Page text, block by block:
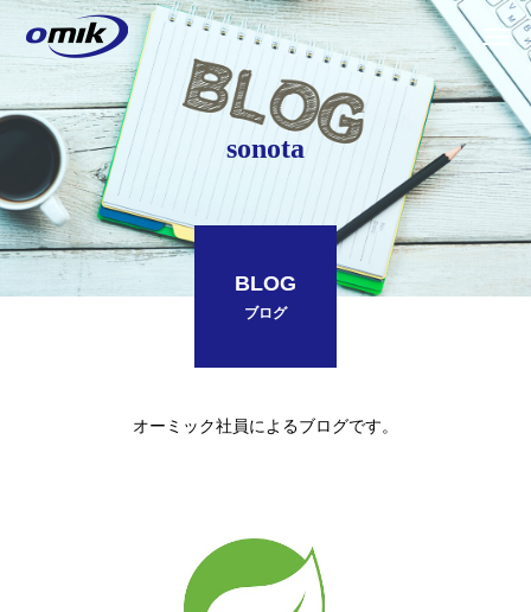
sonota
BLOG
ブログ
オーミック社員によるブログです。